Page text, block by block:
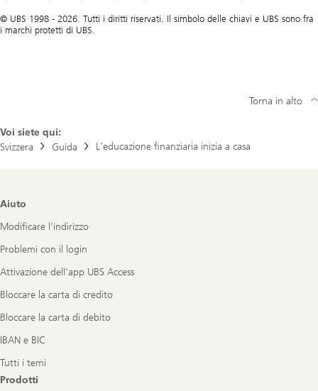
© UBS 1998 - 2026. Tutti i diritti riservati. Il simbolo delle chiavi e UBS sono fra
i marchi protetti di UBS.
Voi siete qui:
Svizzera
Guida L’educazione finanziaria inizia a casa
Torna in alto
Footer
Aiuto
Modificare l’indirizzo
Problemi con il login
Attivazione dell'app UBS Access
Bloccare la carta di credito
Bloccare la carta di debito
IBAN e BIC
Tutti i temi
Prodotti